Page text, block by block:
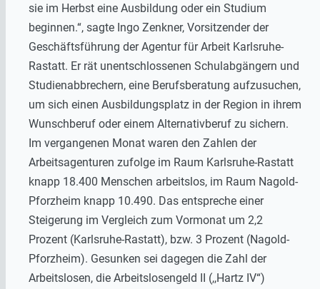
sie im Herbst eine Ausbildung oder ein Studium
beginnen.“, sagte Ingo Zenkner, Vorsitzender der
Geschäftsführung der Agentur für Arbeit Karlsruhe-
Rastatt. Er rät unentschlossenen Schulabgängern und
Studienabbrechern, eine Berufsberatung aufzusuchen,
um sich einen Ausbildungsplatz in der Region in ihrem
Wunschberuf oder einem Alternativberuf zu sichern.
Im vergangenen Monat waren den Zahlen der
Arbeitsagenturen zufolge im Raum Karlsruhe-Rastatt
knapp 18.400 Menschen arbeitslos, im Raum Nagold-
Pforzheim knapp 10.490. Das entspreche einer
Steigerung im Vergleich zum Vormonat um 2,2
Prozent (Karlsruhe-Rastatt), bzw. 3 Prozent (Nagold-
Pforzheim). Gesunken sei dagegen die Zahl der
Arbeitslosen, die Arbeitslosengeld II (,,Hartz IV“)